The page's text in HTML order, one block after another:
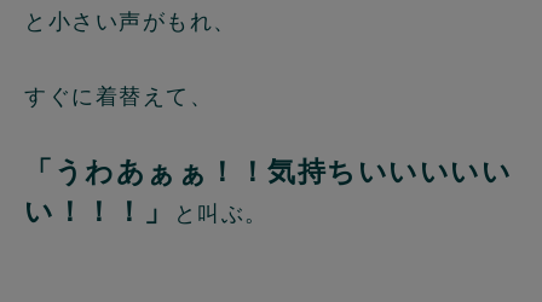
と小さい声がもれ、
すぐに着替えて、
「うわあぁぁ！！気持ちいいいいい
い！！！」
と叫ぶ。